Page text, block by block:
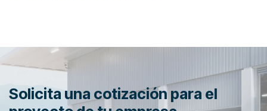
Solicita una cotización para el